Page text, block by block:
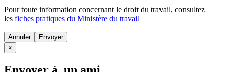
Pour toute information concernant le droit du travail, consultez
les fiches pratiques du Ministère du travail
Annuler
×